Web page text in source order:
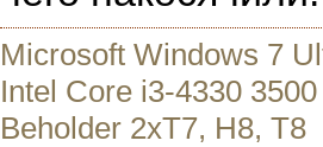
Microsoft Windows 7
Intel Core i3-4330
Beholder 2xT7, H8, T8